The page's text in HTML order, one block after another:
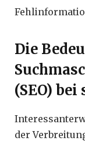
Die
(SEO)
der